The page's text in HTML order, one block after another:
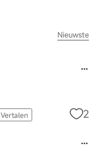
Nieuwste
Vertalen 2